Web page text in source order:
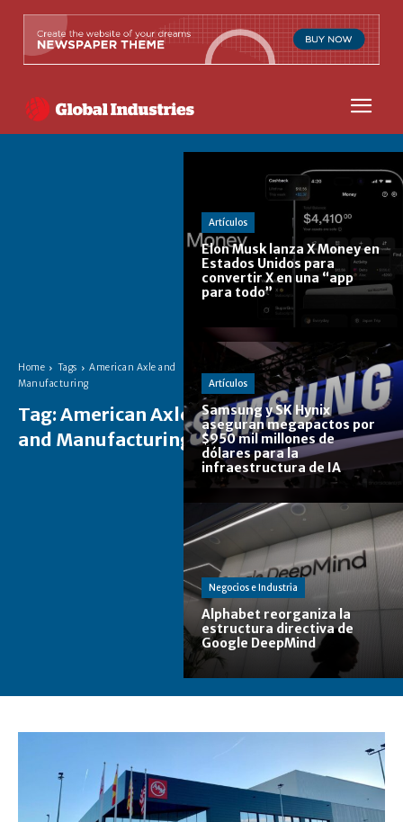
Home Tags
American Axle and
Manufacturing
Tag: American Axle
and Manufacturing
Artículos
Elon Musk lanza X Money en
Estados Unidos para
convertir X en una “app
para todo”
Artículos
Samsung y SK Hynix
aseguran megapactos por
$950 mil millones de
dólares para la
infraestructura de IA
Negocios e Industria
Alphabet reorganiza la
estructura directiva de
Google DeepMind